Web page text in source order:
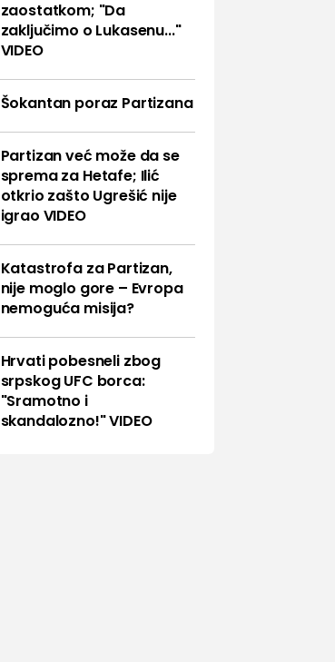
zaostatkom; "Da
zaključimo o Lukasenu..."
VIDEO
Šokantan poraz Partizana
Partizan već može da se
sprema za Hetafe; Ilić
otkrio zašto Ugrešić nije
igrao VIDEO
Katastrofa za Partizan,
nije moglo gore – Evropa
nemoguća misija?
Hrvati pobesneli zbog
srpskog UFC borca:
"Sramotno i
skandalozno!" VIDEO